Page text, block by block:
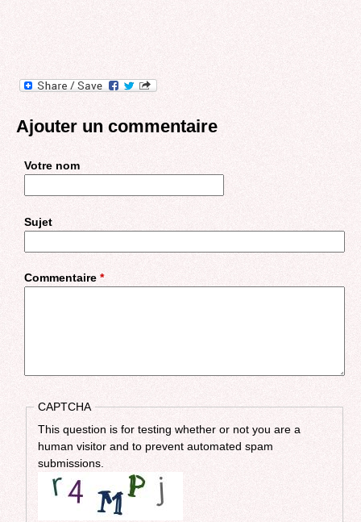
Ajouter un commentaire
Votre nom
Sujet
Commentaire *
CAPTCHA
This question is for testing whether or not you are a
human visitor and to prevent automated spam
submissions.